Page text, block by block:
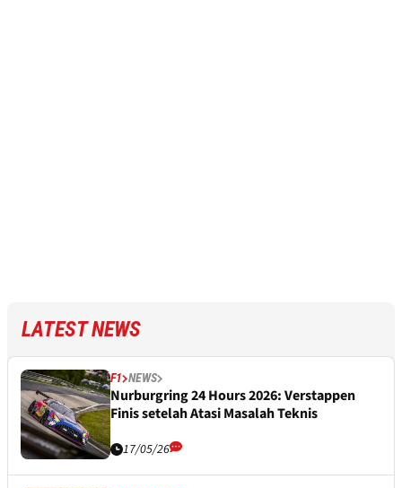
LATEST NEWS
F1 NEWS
Nurburgring 24 Hours 2026: Verstappen
Finis setelah Atasi Masalah Teknis
17/05/26